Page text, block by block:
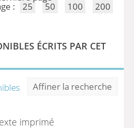
:
25 50 100 200
ÉCRITS PAR CET
Affiner la recherche